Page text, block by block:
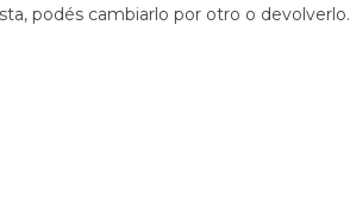
podés cambiarlo por otro o devolverlo.